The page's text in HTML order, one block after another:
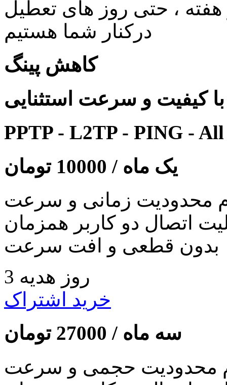
24 ساعته در 7 روز هفته ، حتی روز های تعطیل
درکنار شما هستیم
کاهش پینگ
کیفیت و سرعت استثنایی
PPTP - L2TP - PING -
یک ماه / 10000 تومان
محدودیت زمانی و سرعت
اتصال دو کاربر همزمان
بدون قطعی و افت سرعت
3 روز هدیه
خرید اشتراک
سه ماه / 27000 تومان
محدودیت حجمی و سرعت